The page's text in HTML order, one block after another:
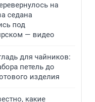
на
седана
под
— видео
для чайников:
петель до
изделия
какие